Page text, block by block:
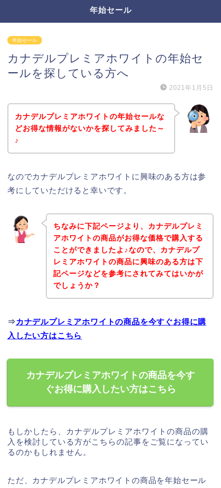
年始セール
年始セール
カナデルプレミアホワイトの年始セ
ールを探している方へ
2021年1月5日
カナデルプレミアホワイトの年始セールな
どお得な情報がないかを探してみました～
♪
なのでカナデルプレミアホワイトに興味のある方は参
考にしていただけると幸いです。
ちなみに下記ページより、カナデルプレミ
アホワイトの商品がお得な価格で購入する
ことができましたよ♪なので、カナデルプ
レミアホワイトの商品に興味のある方は下
記ページなどを参考にされてみてはいかが
でしょうか？
⇒ カナデルプレミアホワイトの商品を今すぐお得に購
入したい方はこちら
カナデルプレミアホワイトの商品を今す
ぐお得に購入したい方はこちら
もしかしたら、カナデルプレミアホワイトの商品の購
入を検討している方がこちらの記事をご覧になってい
るのかもしれません。
ただ、カナデルプレミアホワイトの商品を年始セール